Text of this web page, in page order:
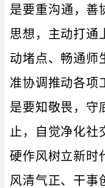
是要重沟通，善
思想，主动打通
动堵点、畅通师
准协调推动各项
是要知敬畏，守
止，自觉净化社
硬作风树立新时
风清气正、干事